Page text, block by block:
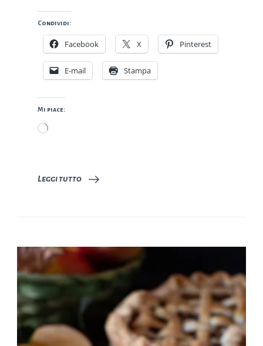
Condividi:
Facebook X Pinterest
E-mail Stampa
Mi piace:
Caricamento
Leggi tutto